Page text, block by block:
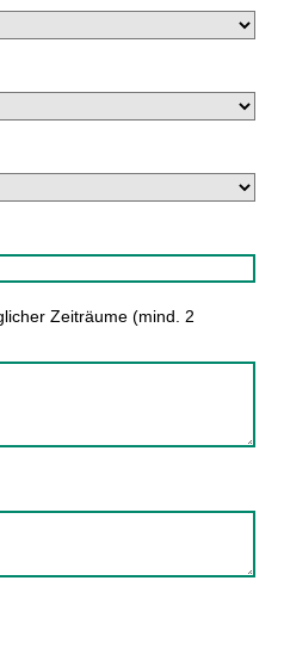
Zeiträume (mind. 2